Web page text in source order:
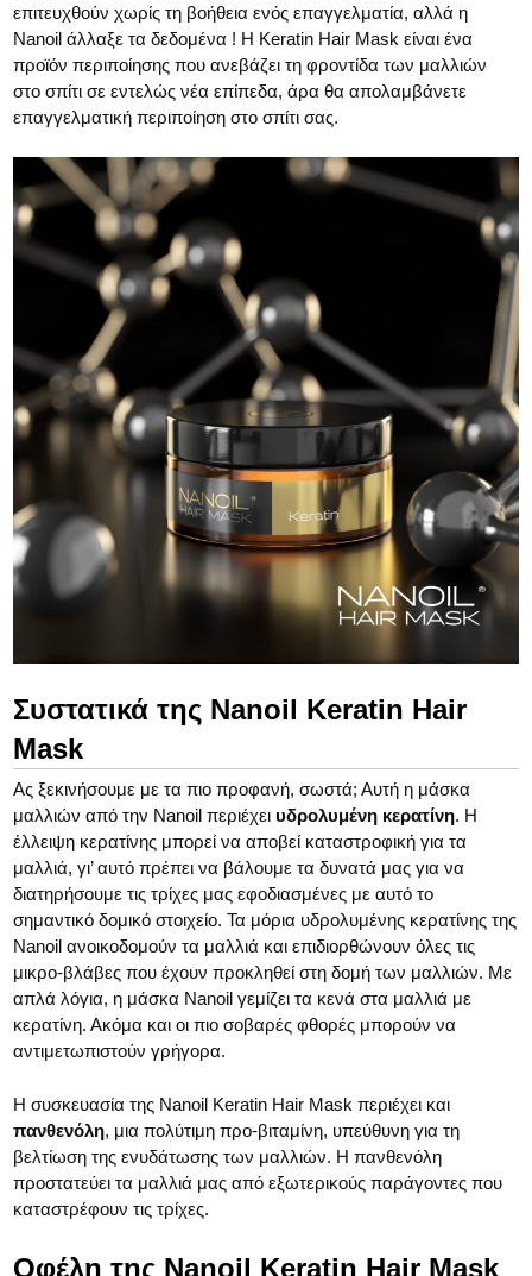
επιτευχθούν χωρίς τη βοήθεια ενός επαγγελματία, αλλά η
Nanoil άλλαξε τα δεδομένα ! Η Keratin Hair Mask είναι ένα
προϊόν περιποίησης που ανεβάζει τη φροντίδα των μαλλιών
στο σπίτι σε εντελώς νέα επίπεδα, άρα θα απολαμβάνετε
επαγγελματική περιποίηση στο σπίτι σας.
Συστατικά της Nanoil Keratin Hair
Mask
Ας ξεκινήσουμε με τα πιο προφανή, σωστά; Αυτή η μάσκα
μαλλιών από την Nanoil περιέχει υδρολυμένη κερατίνη. Η
έλλειψη κερατίνης μπορεί να αποβεί καταστροφική για τα
μαλλιά, γι’ αυτό πρέπει να βάλουμε τα δυνατά μας για να
διατηρήσουμε τις τρίχες μας εφοδιασμένες με αυτό το
σημαντικό δομικό στοιχείο. Τα μόρια υδρολυμένης κερατίνης της
Nanoil ανοικοδομούν τα μαλλιά και επιδιορθώνουν όλες τις
μικρο-βλάβες που έχουν προκληθεί στη δομή των μαλλιών. Με
απλά λόγια, η μάσκα Nanoil γεμίζει τα κενά στα μαλλιά με
κερατίνη. Ακόμα και οι πιο σοβαρές φθορές μπορούν να
αντιμετωπιστούν γρήγορα.
Η συσκευασία της Nanoil Keratin Hair Mask περιέχει και
πανθενόλη, μια πολύτιμη προ-βιταμίνη, υπεύθυνη για τη
βελτίωση της ενυδάτωσης των μαλλιών. Η πανθενόλη
προστατεύει τα μαλλιά μας από εξωτερικούς παράγοντες που
καταστρέφουν τις τρίχες.
Οφέλη της Nanoil Keratin Hair Mask